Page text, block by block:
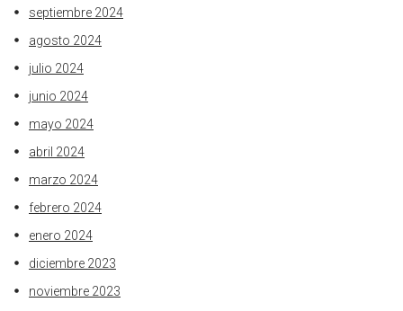
septiembre 2024
agosto 2024
julio 2024
junio 2024
mayo 2024
abril 2024
marzo 2024
febrero 2024
enero 2024
diciembre 2023
noviembre 2023